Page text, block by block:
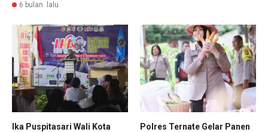
6 bulan lalu
Ika Puspitasari Wali Kota
Polres Ternate Gelar Panen